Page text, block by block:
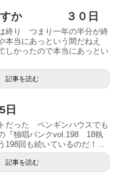
返すか ３０日
終り つまり一年の半分が終
本当にあっという間だねえ
しかったので本当にあっとい
記事を読む
日
だった ペンギンハウスでも
『独唱パンクvol.198 18執
198回も続いているのだ！...
記事を読む